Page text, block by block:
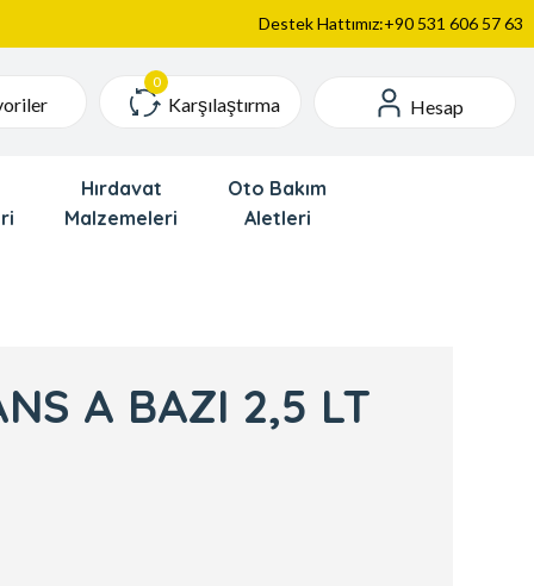
Destek Hattımız:+90 531 606 57 63
Karşılaştırma Hesap
Hırdavat
Malzemeleri
Oto Bakım
Aletleri
A BAZI 2,5 LT